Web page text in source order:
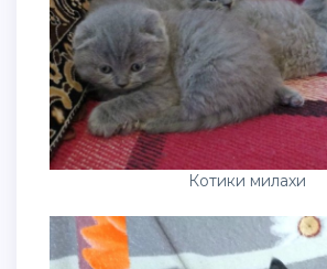
Котики милахи